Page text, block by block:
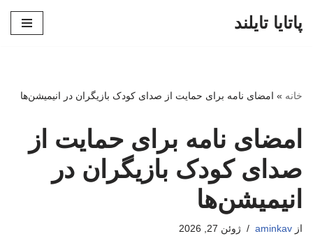
پاتایا تایلند
خانه » امضای نامه برای حمایت از صدای کودک بازیگران در انیمیشن‌ها
امضای نامه برای حمایت از
صدای کودک بازیگران در
انیمیشن‌ها
از aminkav ژوئن 27, 2026